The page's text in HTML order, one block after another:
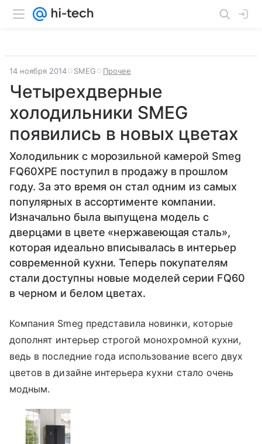
14 ноября 2014 SMEG Прочее
Четырехдверные
холодильники SMEG
появились в новых цветах
Холодильник с морозильной камерой Smeg
FQ60XPE поступил в продажу в прошлом
году. За это время он стал одним из самых
популярных в ассортименте компании.
Изначально была выпущена модель с
дверцами в цвете «нержавеющая сталь»,
которая идеально вписывалась в интерьер
современной кухни. Теперь покупателям
стали доступны новые моделей серии FQ60
в черном и белом цветах.
Компания Smeg представила новинки, которые
дополнят интерьер строгой монохромной кухни,
ведь в последние года использование всего двух
цветов в дизайне интерьера кухни стало очень
модным.